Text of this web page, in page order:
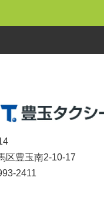
区豊玉南2-10-17
2411